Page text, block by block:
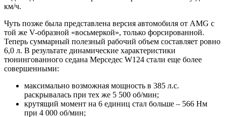
км/ч.
Чуть позже была представлена версия автомобиля от AMG с
той же V-образной «восьмеркой», только форсированной.
Теперь суммарный полезный рабочий объем составляет ровно
6,0 л. В результате динамические характеристики
тюнингованного седана Мерседес W124 стали еще более
совершенными:
максимально возможная мощность в 385 л.с.
раскрывалась при тех же 5 500 об/мин;
крутящий момент на 6 единиц стал больше – 566 Нм
при 4 000 об/мин;